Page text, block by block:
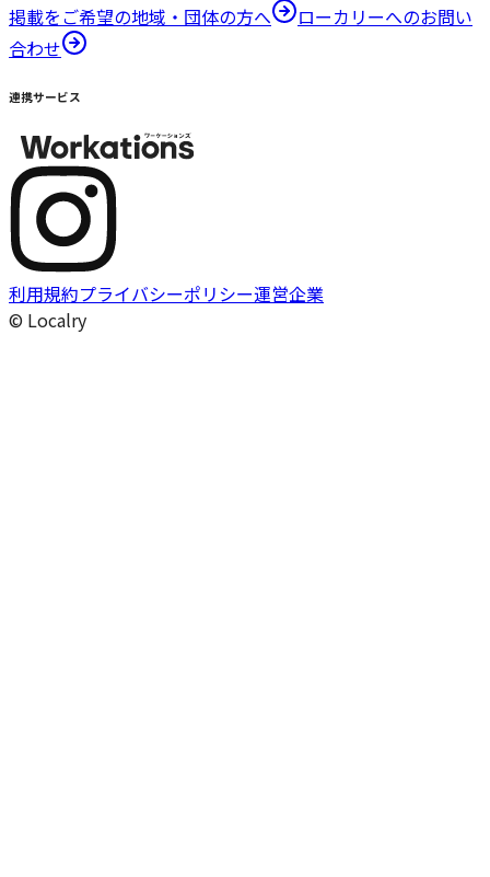
掲載をご希望の地域・団体の方へ
ローカリーへのお問い
合わせ
連携サービス
利用規約プライバシーポリシー運営企業
© Localry